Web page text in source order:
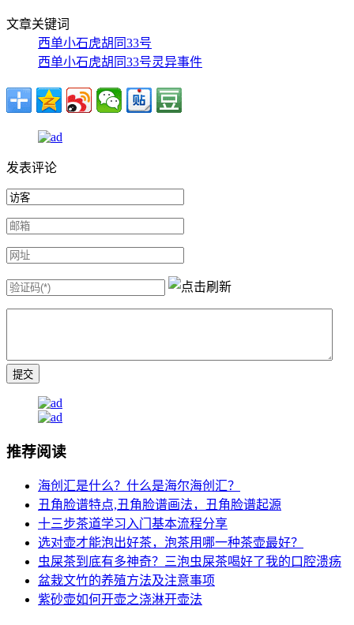
文章关键词
西单小石虎胡同33号
西单小石虎胡同33号灵异事件
发表评论
推荐阅读
海创汇是什么？什么是海尔海创汇？
丑角脸谱特点,丑角脸谱画法，丑角脸谱起源
十三步茶道学习入门基本流程分享
选对壶才能泡出好茶，泡茶用哪一种茶壶最好？
虫屎茶到底有多神奇？三泡虫屎茶喝好了我的口腔溃疡
盆栽文竹的养殖方法及注意事项
紫砂壶如何开壶之浇淋开壶法